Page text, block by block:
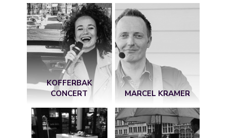
KOFFERBAK
CONCERT
MARCEL KRAMER